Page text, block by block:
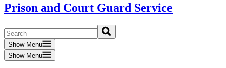
Prison and Court Guard Service
Show Menu
Show Menu